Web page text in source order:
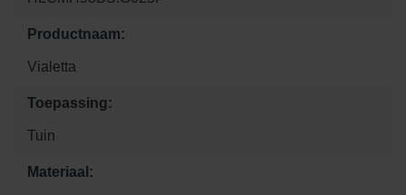
Productnaam:
Vialetta
Toepassing:
Tuin
Materiaal: